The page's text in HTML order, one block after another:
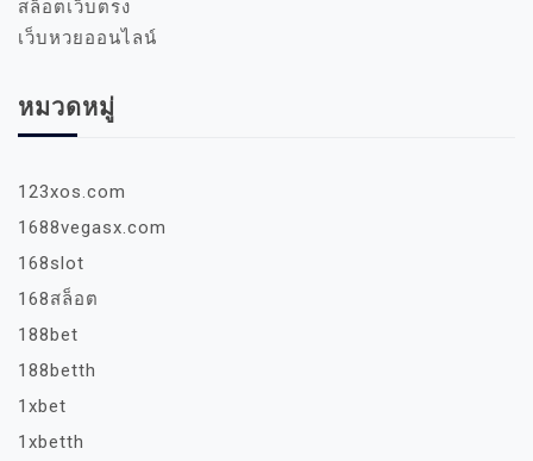
สล็อตเว็บตรง
เว็บหวยออนไลน์
หมวดหมู่
123xos.com
1688vegasx.com
168slot
168สล็อต
188bet
188betth
1xbet
1xbetth